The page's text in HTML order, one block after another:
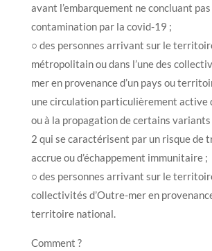
avant l’embarquement ne concluant pas
contamination par la covid-19 ;
○ des personnes arrivant sur le
métropolitain ou dans l’une des
mer en provenance d’un pays ou
une circulation particulièrement active
ou à la propagation de certains variants
2 qui se caractérisent par un risque de
accrue ou d’échappement immunitaire ;
○ des personnes arrivant sur le
collectivités d’Outre-mer en
territoire national.
Comment ?